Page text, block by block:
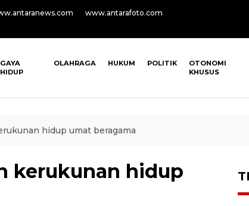
www.antarafoto.com
GAYA
HIDUP
OLAHRAGA HUKUM POLITIK
OTONOMI
KHUSUS
hidup umat beragama
kerukunan hidup